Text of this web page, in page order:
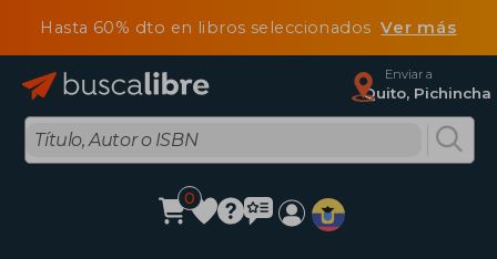
Hasta 60% dto en libros seleccionadosVer más
Enviar a
Quito, Pichincha
0